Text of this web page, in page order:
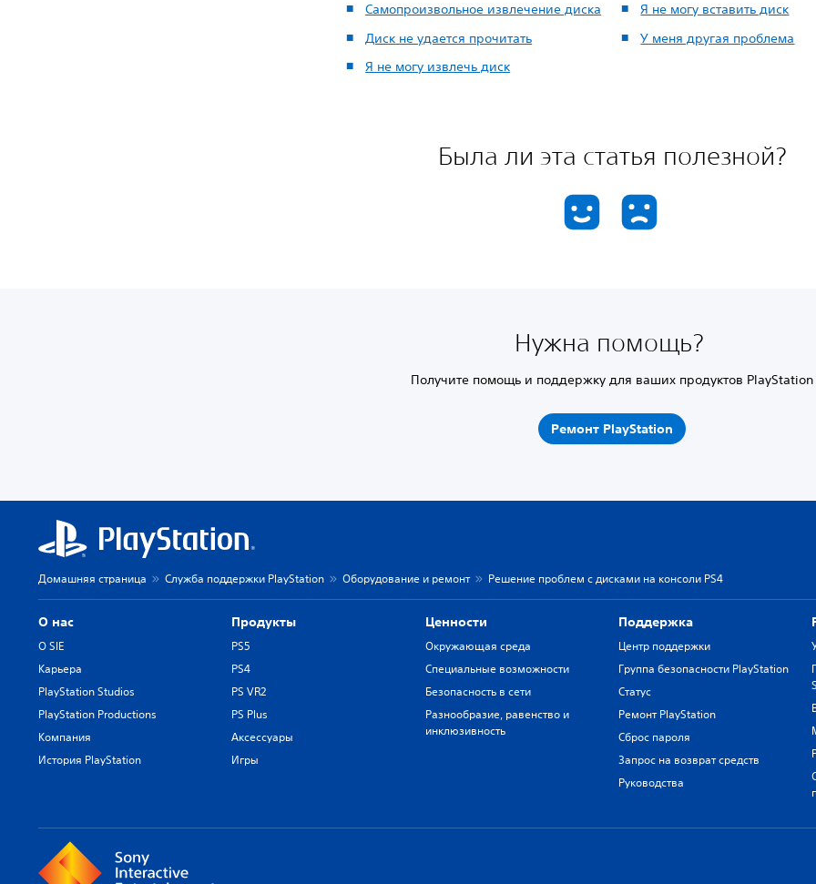
Самопроизвольное извлечение диска
Диск не удается прочитать
Я не могу извлечь диск
Я не могу вставить диск
У меня другая проблема
Была ли эта статья полезной?
Нужна помощь?
Получите помощь и поддержку для ваших продуктов PlayStation
Ремонт PlayStation
Домашняя страница Служба поддержки PlayStation Оборудование и ремонт Решение проблем с дисками на консоли PS4
О нас
О SIE
Карьера
PlayStation Studios
PlayStation Productions
Компания
История PlayStation
Продукты
PS5
PS4
PS VR2
PS Plus
Аксессуары
Игры
Ценности
Окружающая среда
Специальные возможности
Безопасность в сети
Разнообразие, равенство и
инклюзивность
Поддержка
Центр поддержки
Группа безопасности PlayStation
Статус
Ремонт PlayStation
Сброс пароля
Запрос на возврат средств
Руководства